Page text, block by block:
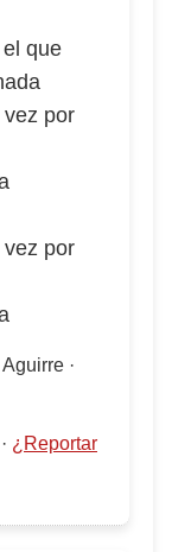
que
por
por
Aguirre ·
· ¿Reportar